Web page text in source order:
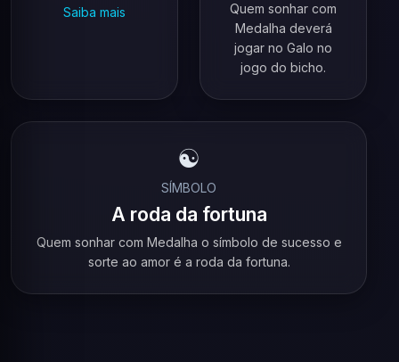
Saiba mais
Quem sonhar com
Medalha deverá
jogar no Galo no
jogo do bicho.
☯️
SÍMBOLO
A roda da fortuna
Quem sonhar com Medalha o símbolo de sucesso e
sorte ao amor é a roda da fortuna.